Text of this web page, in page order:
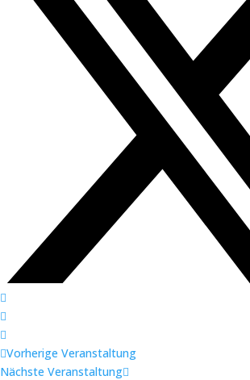
Vorherige Veranstaltung
Nächste Veranstaltung